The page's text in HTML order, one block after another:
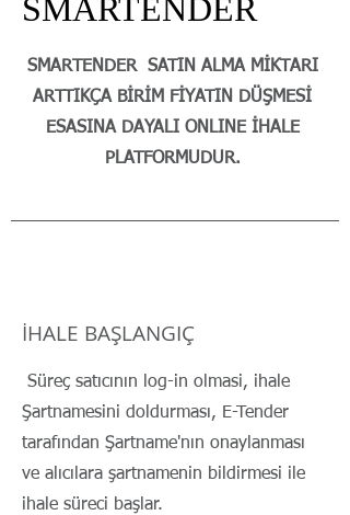
SMARTENDER
SMARTENDER SATIN ALMA MİKTARI
ARTTIKÇA BİRİM FİYATIN DÜŞMESİ
ESASINA DAYALI ONLINE İHALE
PLATFORMUDUR.
İHALE BAŞLANGIÇ
Süreç satıcının
log-in olmasi, ihale
Şartnamesini doldurması, E-Tender
tarafından Şartname'nın onaylanması
ve alıcılara şartnamenin bildirmesi ile
ihale süreci başlar.